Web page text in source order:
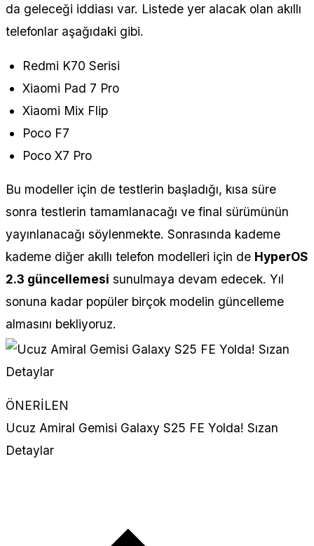
da geleceği iddiası var. Listede yer alacak olan akıllı
telefonlar aşağıdaki gibi.
Redmi K70 Serisi
Xiaomi Pad 7 Pro
Xiaomi Mix Flip
Poco F7
Poco X7 Pro
Bu modeller için de testlerin başladığı, kısa süre
sonra testlerin tamamlanacağı ve final sürümünün
yayınlanacağı söylenmekte. Sonrasında kademe
kademe diğer akıllı telefon modelleri için de HyperOS
2.3 güncellemesi sunulmaya devam edecek. Yıl
sonuna kadar popüler birçok modelin güncelleme
almasını bekliyoruz.
ÖNERİLEN
Ucuz Amiral Gemisi Galaxy S25 FE Yolda! Sızan
Detaylar